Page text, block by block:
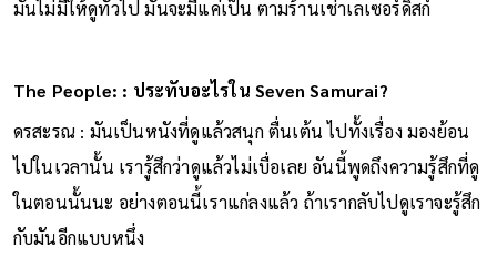
มันไม่มีให้ดูทั่วไป มันจะมีแค่เป็น ตามร้านเช่าเลเซอร์ดิสก์
The People: : ประทับอะไรใน Seven Samurai?
ดรสะรณ : มันเป็นหนังที่ดูแล้วสนุก ตื่นเต้น ไปทั้งเรื่อง มองย้อน
ไปในเวลานั้น เรารู้สึกว่าดูแล้วไม่เบื่อเลย อันนี้พูดถึงความรู้สึกที่ดู
ในตอนนั้นนะ อย่างตอนนี้เราแก่ลงแล้ว ถ้าเรากลับไปดูเราจะรู้สึก
กับมันอีกแบบหนึ่ง